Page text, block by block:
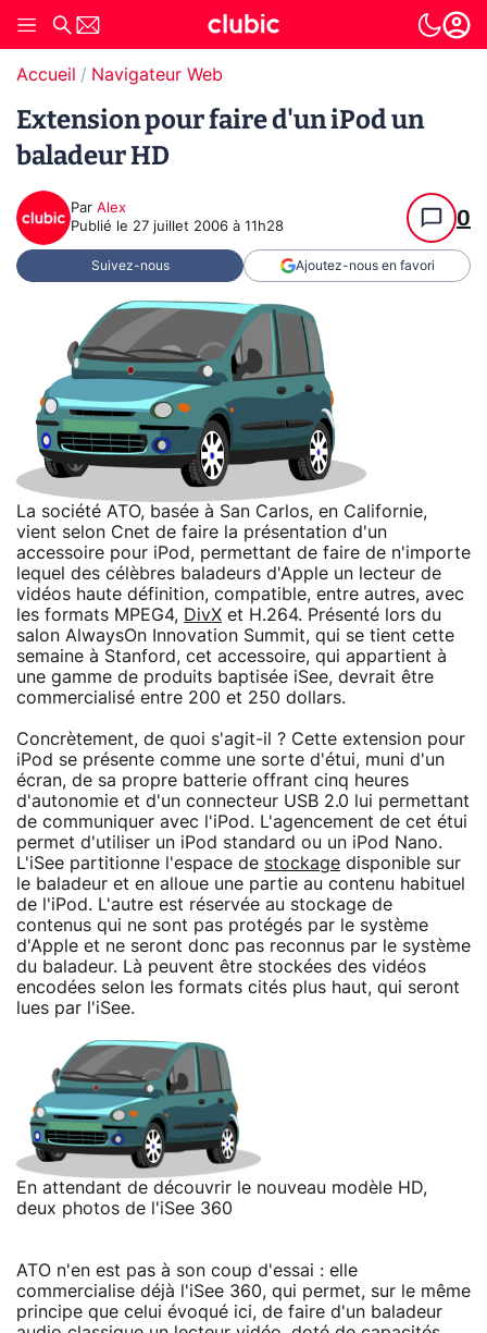
Accueil Navigateur Web
Extension pour faire d'un iPod un
baladeur HD
Par Alex
Publié le 27 juillet 2006 à 11h28 0
Suivez-nous Ajoutez-nous en favori
La société ATO, basée à San Carlos, en Californie,
vient selon Cnet de faire la présentation d'un
accessoire pour iPod, permettant de faire de n'importe
lequel des célèbres baladeurs d'Apple un lecteur de
vidéos haute définition, compatible, entre autres, avec
les formats MPEG4, DivX et H.264. Présenté lors du
salon AlwaysOn Innovation Summit, qui se tient cette
semaine à Stanford, cet accessoire, qui appartient à
une gamme de produits baptisée iSee, devrait être
commercialisé entre 200 et 250 dollars.
Concrètement, de quoi s'agit-il ? Cette extension pour
iPod se présente comme une sorte d'étui, muni d'un
écran, de sa propre batterie offrant cinq heures
d'autonomie et d'un connecteur USB 2.0 lui permettant
de communiquer avec l'iPod. L'agencement de cet étui
permet d'utiliser un iPod standard ou un iPod Nano.
L'iSee partitionne l'espace de stockage disponible sur
le baladeur et en alloue une partie au contenu habituel
de l'iPod. L'autre est réservée au stockage de
contenus qui ne sont pas protégés par le système
d'Apple et ne seront donc pas reconnus par le système
du baladeur. Là peuvent être stockées des vidéos
encodées selon les formats cités plus haut, qui seront
lues par l'iSee.
En attendant de découvrir le nouveau modèle HD,
deux photos de l'iSee 360
ATO n'en est pas à son coup d'essai : elle
commercialise déjà l'iSee 360, qui permet, sur le même
principe que celui évoqué ici, de faire d'un baladeur